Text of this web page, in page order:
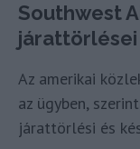
Southwest
Az amerikai
az ügyben,
járattörlési és